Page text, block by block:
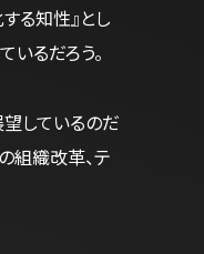
る知性』とし
るだろう。
しているのだ
組織改革、テ